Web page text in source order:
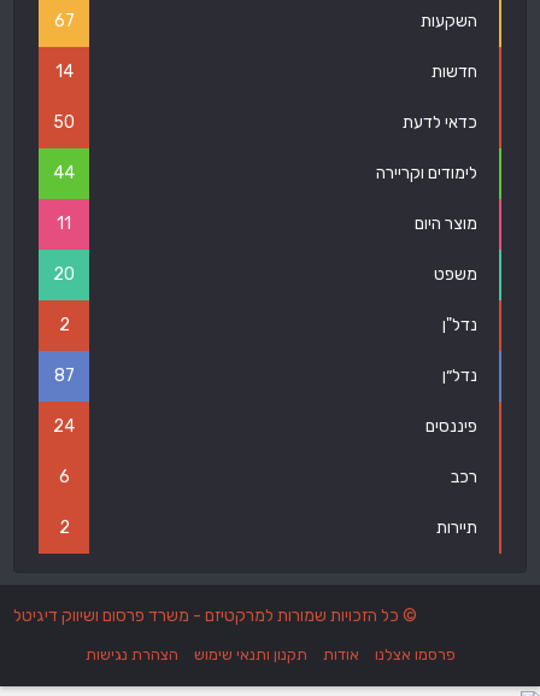
השקעות 67
חדשות 14
כדאי לדעת 50
לימודים וקריירה 44
מוצר היום 11
משפט 20
נדל"ן 2
נדל״ן 87
פיננסים 24
רכב 6
תיירות 2
© כל הזכויות שמורות למרקטיזם - משרד פרסום ושיווק דיגיטל
פרסמו אצלנו אודות תקנון ותנאי שימוש הצהרת נגישות